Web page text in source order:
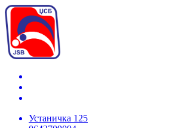
Устаничка 125